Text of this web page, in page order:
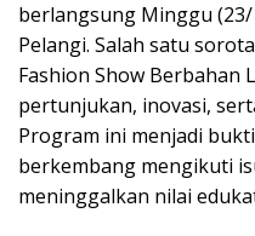
berlangsung Minggu
Pelangi. Salah satu
Fashion Show Berbahan
pertunjukan, inovasi,
Program ini menjadi
berkembang mengikuti
meninggalkan nilai